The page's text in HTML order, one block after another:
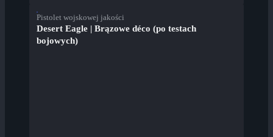
Pistolet wojskowej jakości
Desert Eagle | Brązowe déco (po testach
bojowych)